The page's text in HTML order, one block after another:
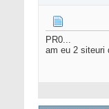
PR0...
am eu 2 siteuri